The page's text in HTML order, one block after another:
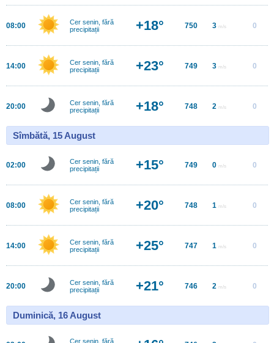
08:00
Cer senin, fără
precipitații
+18° 750 3 m/s 0
14:00
Cer senin, fără
precipitații
+23° 749 3 m/s 0
20:00
Cer senin, fără
precipitații
+18° 748 2 m/s 0
Sîmbătă, 15 August
02:00
Cer senin, fără
precipitații
+15° 749 0 m/s 0
08:00
Cer senin, fără
precipitații
+20° 748 1 m/s 0
14:00
Cer senin, fără
precipitații
+25° 747 1 m/s 0
20:00
Cer senin, fără
precipitații
+21° 746 2 m/s 0
Duminică, 16 August
Cer senin, fără